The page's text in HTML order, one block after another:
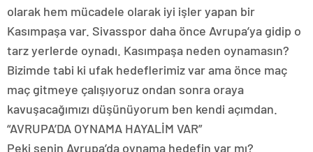
olarak hem mücadele olarak iyi işler yapan bir
Kasımpaşa var. Sivasspor daha önce Avrupa’ya gidip o
tarz yerlerde oynadı. Kasımpaşa neden oynamasın?
Bizimde tabi ki ufak hedeflerimiz var ama önce maç
maç gitmeye çalışıyoruz ondan sonra oraya
kavuşacağımızı düşünüyorum ben kendi açımdan.
“AVRUPA’DA OYNAMA HAYALİM VAR”
Peki senin Avrupa’da oynama hedefin var mı?